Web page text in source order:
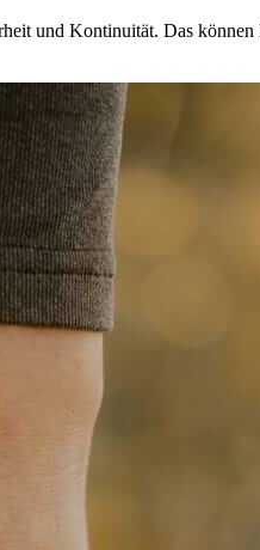
und Kontinuität. Das